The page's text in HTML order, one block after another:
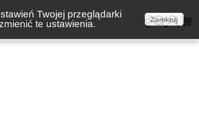
Twojej przeglądarki
te ustawienia.
Zamknij
WYSYŁKI